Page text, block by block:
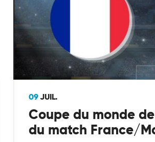
09JUIL.
Coupe du monde
du match France/